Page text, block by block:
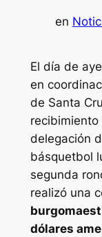
en
El día de
en
de Santa
recibimiento
delegación
básquetbol
segunda
realizó una
dólares